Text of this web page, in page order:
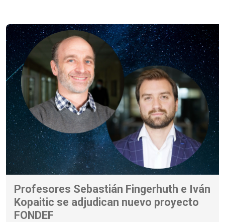
Profesores Sebastián Fingerhuth e Iván
Kopaitic se adjudican nuevo proyecto
FONDEF